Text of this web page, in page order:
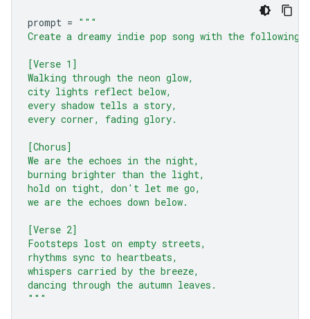
prompt = """
Create a dreamy indie pop song with the
[Verse 1]
Walking through the neon glow,
city lights reflect below,
every shadow tells a story,
every corner, fading glory.
[Chorus]
We are the echoes in the night,
burning brighter than the light,
hold on tight, don't let me go,
we are the echoes down below.
[Verse 2]
Footsteps lost on empty streets,
rhythms sync to heartbeats,
whispers carried by the breeze,
dancing through the autumn leaves.
"""